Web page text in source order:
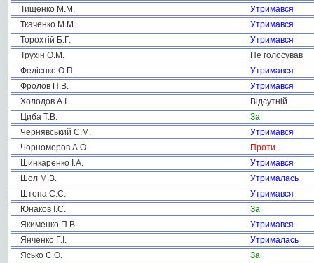
Тищенко М.М.
Утримався
Ткаченко М.М.
Утримався
Торохтій Б.Г.
Утримався
Трухін О.М.
Не голосував
Федієнко О.П.
Утримався
Фролов П.В.
Утримався
Холодов А.І.
Відсутній
Циба Т.В.
За
Чернявський С.М.
Утримався
Чорноморов А.О.
Проти
Шинкаренко І.А.
Утримався
Шол М.В.
Утрималась
Штепа С.С.
Утримався
Юнаков І.С.
За
Якименко П.В.
Утримався
Янченко Г.І.
Утрималась
Ясько Є.О.
За